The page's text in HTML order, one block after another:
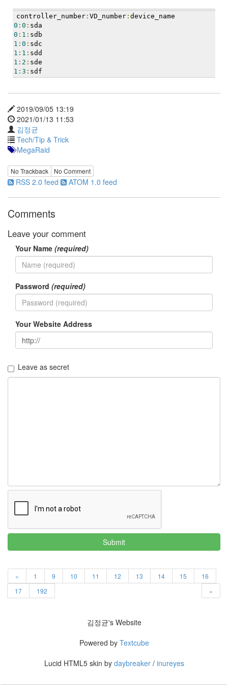
controller_number : VD_number : device_name
0 : 0 : sda
0 : 1 : sdb
1 : 0 : sdc
1 : 1 : sdd
1 : 2 : sde
1 : 3 : sdf
2019/09/05 13:19
2021/01/13 11:53
김정균
Tech/Tip & Trick
MegaRaid
No Trackback No Comment
RSS 2.0 feed ATOM 1.0 feed
Comments
Leave your comment
Your Name (required)
Password (required)
Your Website Address
Leave as secret
Submit
« 1 9 10 11 12 13 14 15
16
17
192 »
by
김
정
균
Liitokala
6F22
충
전
지
방
전...
by
김
정
균
하
이
맥
XPH70.2
by
김정균's Website
Powered by Textcube
Lucid HTML5 skin by daybreaker/ inureyes